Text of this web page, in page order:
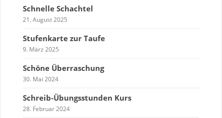
Schnelle Schachtel
21. August 2025
Stufenkarte zur Taufe
9. März 2025
Schöne Überraschung
30. Mai 2024
Schreib-Übungsstunden Kurs
28. Februar 2024